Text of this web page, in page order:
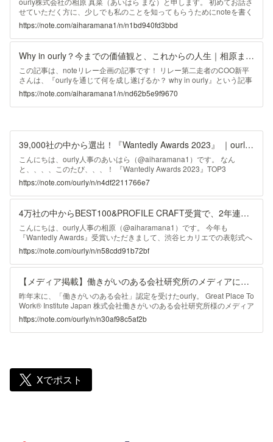
せていただく方に、少しでも私のことを知ってもらうためにnoteを書く
ことにしました。今までの人生や価値観など書いたので、是非最後まで
お付き合いください！ 基本情報 出身：秋田県由利本荘市。練馬と新潟
にも住んでました。 趣味：ヨガ、洋画、お酒、音楽。ライブとフェス
は200回行きました。 フェス会場でビール片手に音楽聴くのが大好きで
す🍺 性格：我ながら、明るく楽しい性格をしています。
MBTI（16Personalities）：ESFPエンターテイナー エニアグラム：楽
天家 クリフトストレングス：社交性、ポ
https://note.com/aiharamana1/n/n1bd940fd3bbd
Why in ourly？今までの価値観と、これからの人生｜相原まな @ ourly人事
この記事は、noteリレー企画の記事です！ リレー第二走者のCOO新平
さんは、『ourlyを通じて何を成し遂げるか？ why in ourly』という記事
を書いてくれました。次は…ビバ！同世代！のりまつ（@nori_ourly）
にバトンを渡します。 ourly（アワリー）というSaaS企業で人事をして
おります、あいはら（@aiharamana1）です。 今日は、弊社のVALUE
す。このVALUEは採用面接で毎度伺う内容ですが、意図としては志望
https://note.com/aiharamana1/n/nd62b5e9f9670
39,000社の中から選出！『Wantedly Awards 2023』 ｜ourly（アワリー）
こんにちは、ourly人事のあいはら（@aiharamana1）です。 なん
と、、、、このたび、、、！ 『Wantedly Awards 2023』TOP3
Episodesに選出されました!!!!! FUZE2023 | 採用と組織づくりをリード
するイベント by Wantedly これからの組織づくりを担うリーダーたちに
スポットライトを当てる、ウォンテッドリー主催の1DAYイベント
「FUZE2023」 fuze.wantedly.com やった〜〜〜〜👏👏👏 39,000社を超
えるWantedly登録企業の中からノミネートいただきました。 Want
https://note.com/ourly/n/n4df2211766e7
4万社の中からBEST100&PROFILE CRAFT受賞で、2年連続登壇『Wantedly Awards 2024』｜ourly（アワリー）公式note
こんにちは、ourly人事の相原（@aiharamana1）です。 今年も
『Wantedly Awards』受賞いただきまして、渋谷ヒカリエでの表彰式へ
参加してきました。 今回はBEST100選出とともに、PROFILE CRAFT
賞もいただいております🏆 FUZE2024 | 採用と組織づくりをリードする
イベント by Wantedly 10月9日に渋谷ヒカリエホールにて開催。これか
らの組織づくりを担うリーダーたちにスポットライトを当てる、ウォン
テッドリー主 fuze.wantedly.com 昨年の表彰はこちら↓ BEST100選出
PROFI
https://note.com/ourly/n/n58cdd91b72bf
【メディア掲載】働きがいのある会社研究所のメディアに、インタビュー記事が掲載されました。｜ourly（アワリー）
昨年末に、「働きがいのある会社」認定を受けたourly。 Great Place To
Work® Institute Japan 株式会社働きがいのある会社研究所様のメディア
に、人事 相原のインタビューが掲載されました。 働きがい認定企業交
流会を密着取材！ 「働きがい認定」はブランディングにどう活かせる
の？｜働きがいのある会社（Great Place To Work® Institute Japan）
https://note.com/ourly/n/n30af98c5af2b
Xでポスト